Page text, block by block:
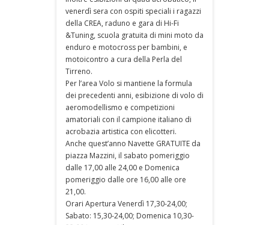
venerdì sera con ospiti speciali i ragazzi
della CREA, raduno e gara di Hi-Fi
&Tuning, scuola gratuita di mini moto da
enduro e motocross per bambini, e
motoicontro a cura della Perla del
Tirreno.
Per l’area Volo si mantiene la formula
dei precedenti anni, esibizione di volo di
aeromodellismo e competizioni
amatoriali con il campione italiano di
acrobazia artistica con elicotteri.
Anche quest’anno Navette GRATUITE da
piazza Mazzini, il sabato pomeriggio
dalle 17,00 alle 24,00 e Domenica
pomeriggio dalle ore 16,00 alle ore
21,00.
Orari Apertura Venerdì 17,30-24,00;
Sabato: 15,30-24,00; Domenica 10,30-